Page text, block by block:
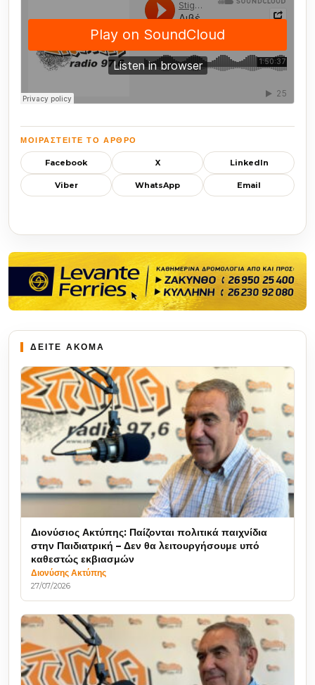
ΜΟΙΡΑΣΤΕΊΤΕ ΤΟ ΆΡΘΡΟ
Facebook X LinkedIn
Viber WhatsApp Email
ΔΕΙΤΕ ΑΚΟΜΑ
Διονύσιος Ακτύπης: Παίζονται πολιτικά παιχνίδια
στην Παιδιατρική – Δεν θα λειτουργήσουμε υπό
καθεστώς εκβιασμών
Διονύσης Ακτύπης
27/07/2026